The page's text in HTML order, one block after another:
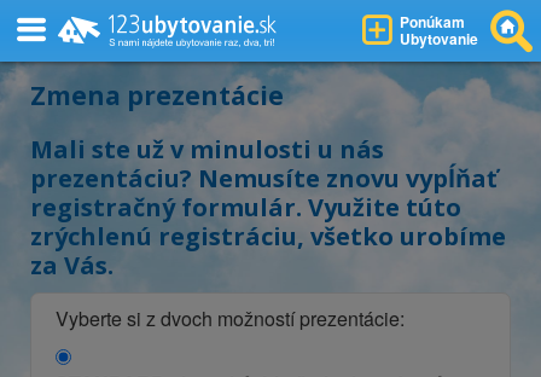
Ponúkam
Ubytovanie
Zmena prezentácie
Mali ste už v minulosti u nás
prezentáciu? Nemusíte znovu vypĺňať
registračný formulár. Využite túto
zrýchlenú registráciu, všetko urobíme
za Vás.
Vyberte si z dvoch možností prezentácie: